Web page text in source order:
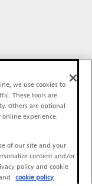
we use cookies to
These tools are
Others are optional
online experience.
of our site and your
content and/or
policy and cookie
cookie policy